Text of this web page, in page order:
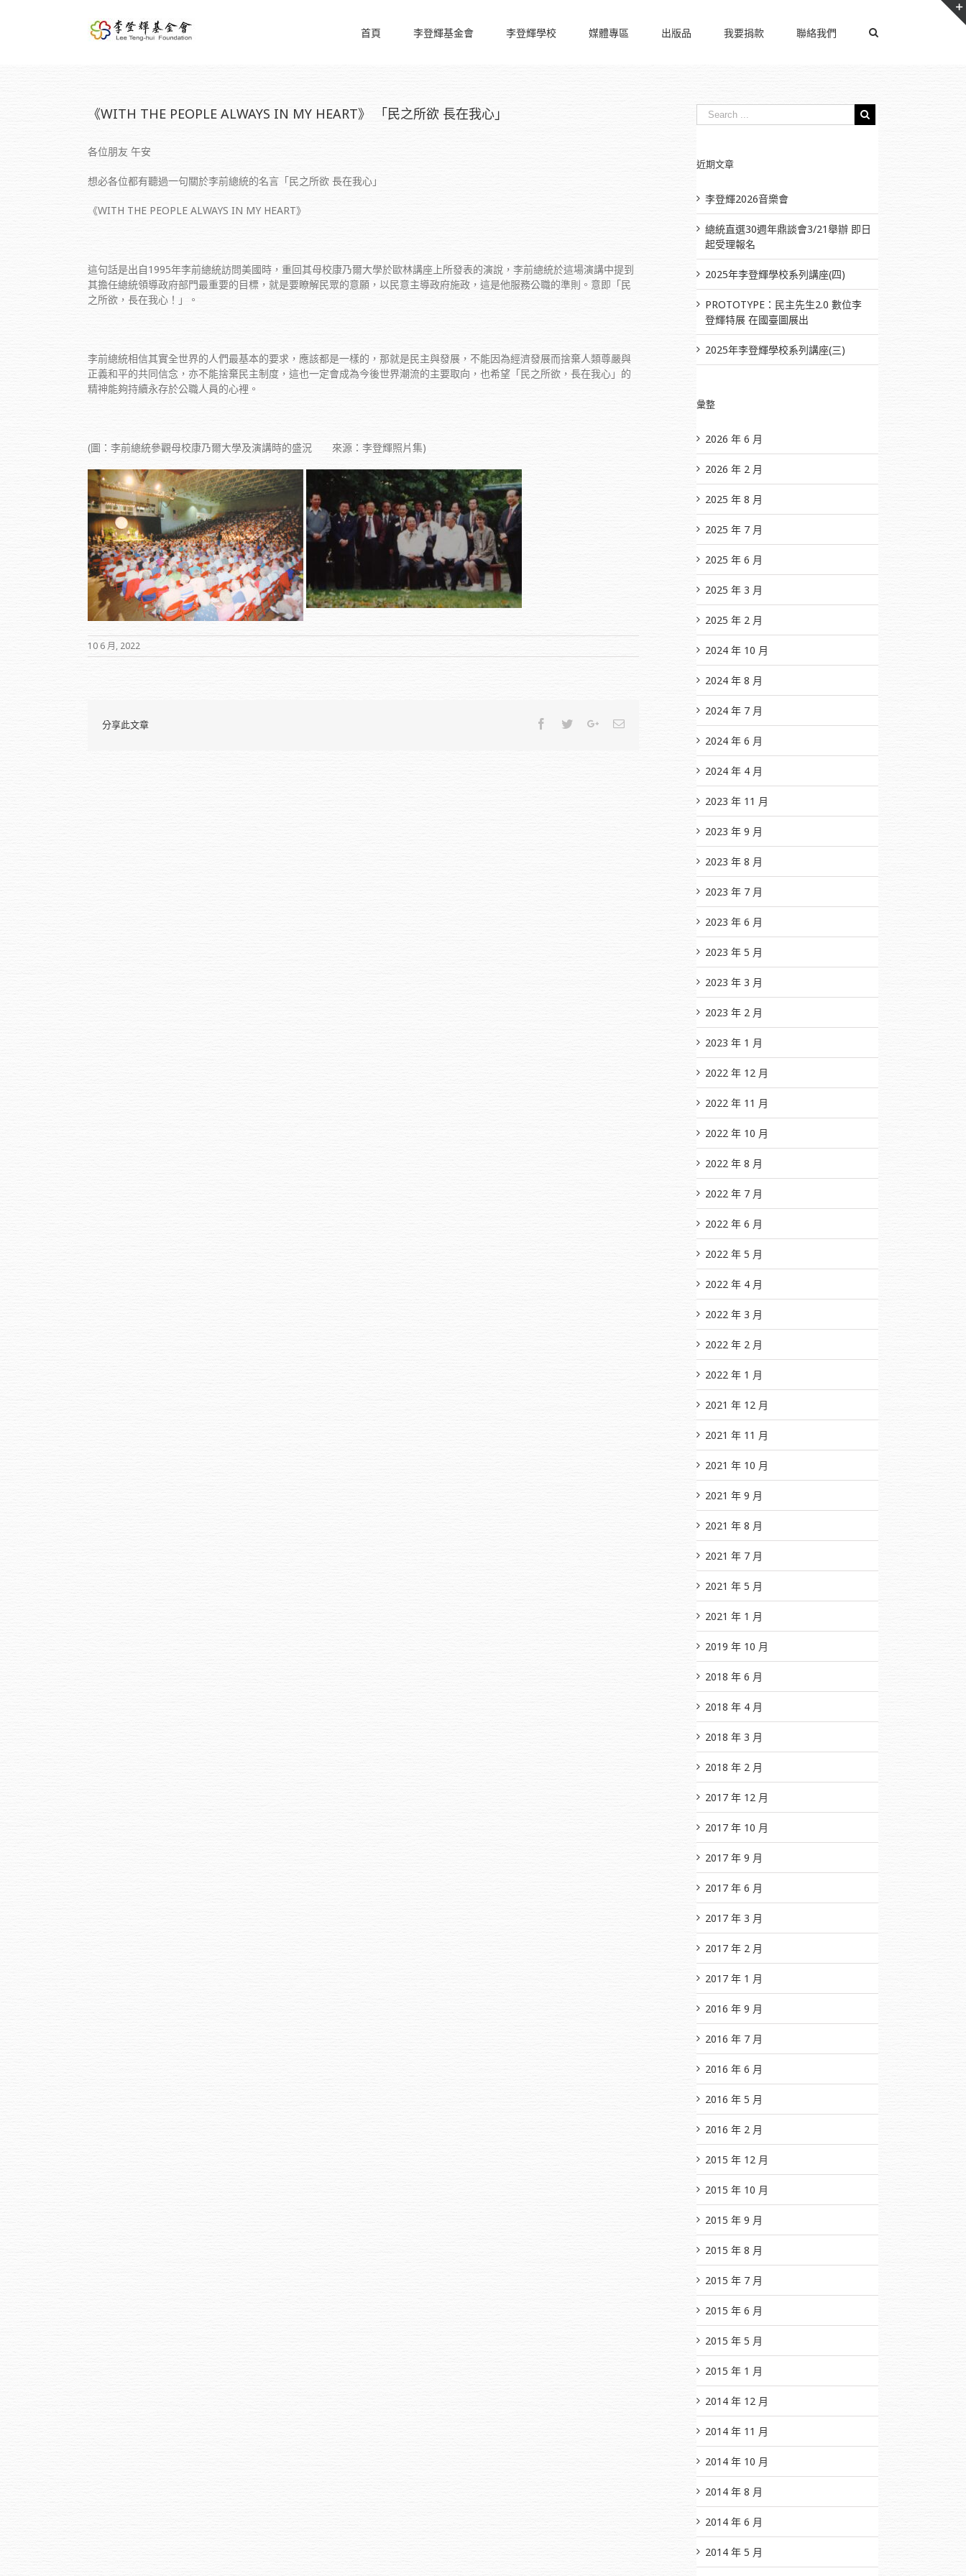
首頁 李登輝基金會 李登輝學校 媒體專區 出版品 我要捐款 聯絡我們
《WITH THE PEOPLE ALWAYS IN MY HEART》 「民之所欲 長在我心」
各位朋友 午安
想必各位都有聽過一句關於李前總統的名言「民之所欲 長在我心」
《WITH THE PEOPLE ALWAYS IN MY HEART》
這句話是出自1995年李前總統訪問美國時，重回其母校康乃爾大學於歐林講座上所發表的演說，李前總統於這場演講中提到
其擔任總統領導政府部門最重要的目標，就是要瞭解民眾的意願，以民意主導政府施政，這是他服務公職的準則。意即「民
之所欲，長在我心！」。
李前總統相信其實全世界的人們最基本的要求，應該都是一樣的，那就是民主與發展，不能因為經濟發展而捨棄人類尊嚴與
正義和平的共同信念，亦不能捨棄民主制度，這也一定會成為今後世界潮流的主要取向，也希望「民之所欲，長在我心」的
精神能夠持續永存於公職人員的心裡。
(圖：李前總統參觀母校康乃爾大學及演講時的盛況 來源：李登輝照片集)
10 6 月, 2022
分享此文章 Facebook
TwitterGoogle+Email
近期文章
李登輝2026音樂會
總統直選30週年鼎談會3/21舉辦 即日
起受理報名
2025年李登輝學校系列講座(四)
PROTOTYPE：民主先生2.0 數位李
登輝特展 在國臺圖展出
2025年李登輝學校系列講座(三)
彙整
2026 年 6 月
2026 年 2 月
2025 年 8 月
2025 年 7 月
2025 年 6 月
2025 年 3 月
2025 年 2 月
2024 年 10 月
2024 年 8 月
2024 年 7 月
2024 年 6 月
2024 年 4 月
2023 年 11 月
2023 年 9 月
2023 年 8 月
2023 年 7 月
2023 年 6 月
2023 年 5 月
2023 年 3 月
2023 年 2 月
2023 年 1 月
2022 年 12 月
2022 年 11 月
2022 年 10 月
2022 年 8 月
2022 年 7 月
2022 年 6 月
2022 年 5 月
2022 年 4 月
2022 年 3 月
2022 年 2 月
2022 年 1 月
2021 年 12 月
2021 年 11 月
2021 年 10 月
2021 年 9 月
2021 年 8 月
2021 年 7 月
2021 年 5 月
2021 年 1 月
2019 年 10 月
2018 年 6 月
2018 年 4 月
2018 年 3 月
2018 年 2 月
2017 年 12 月
2017 年 10 月
2017 年 9 月
2017 年 6 月
2017 年 3 月
2017 年 2 月
2017 年 1 月
2016 年 9 月
2016 年 7 月
2016 年 6 月
2016 年 5 月
2016 年 2 月
2015 年 12 月
2015 年 10 月
2015 年 9 月
2015 年 8 月
2015 年 7 月
2015 年 6 月
2015 年 5 月
2015 年 1 月
2014 年 12 月
2014 年 11 月
2014 年 10 月
2014 年 8 月
2014 年 6 月
2014 年 5 月